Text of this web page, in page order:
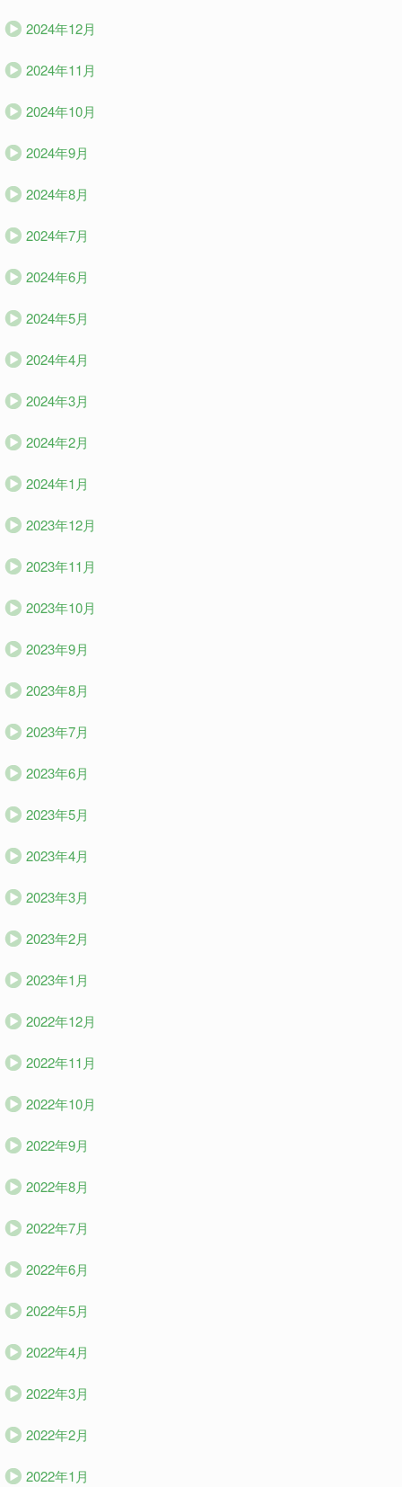
2024年12月
2024年11月
2024年10月
2024年9月
2024年8月
2024年7月
2024年6月
2024年5月
2024年4月
2024年3月
2024年2月
2024年1月
2023年12月
2023年11月
2023年10月
2023年9月
2023年8月
2023年7月
2023年6月
2023年5月
2023年4月
2023年3月
2023年2月
2023年1月
2022年12月
2022年11月
2022年10月
2022年9月
2022年8月
2022年7月
2022年6月
2022年5月
2022年4月
2022年3月
2022年2月
2022年1月